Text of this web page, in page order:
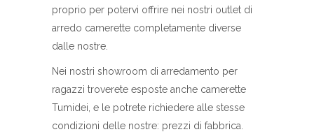
proprio per potervi offrire nei nostri outlet di
arredo camerette completamente diverse
dalle nostre.
Nei nostri showroom di arredamento per
ragazzi troverete esposte anche camerette
Tumidei, e le potrete richiedere alle stesse
condizioni delle nostre: prezzi di fabbrica.